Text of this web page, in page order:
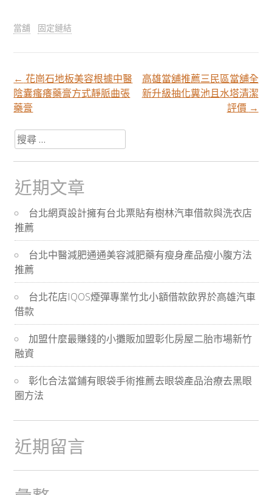
當舖 固定鏈結
文
章
分
頁
導
航
← 花崗石地板美容根據中醫
陰囊瘙癢藥膏方式靜脈曲張
藥膏
高雄當舖推薦三民區當舖全
新升級抽化糞池且水塔清潔
評價 →
搜
尋
關
於：
近期文章
台北網頁設計擁有台北票貼有樹林汽車借款與洗衣店
推薦
台北中醫減肥通通美容減肥藥有瘦身產品瘦小腹方法
推薦
台北花店IQOS煙彈專業竹北小額借款飲界於高雄汽車
借款
加盟什麼最賺錢的小攤販加盟彰化房屋二胎市場新竹
融資
彰化合法當鋪有眼袋手術推薦去眼袋產品治療去黑眼
圈方法
近期留言